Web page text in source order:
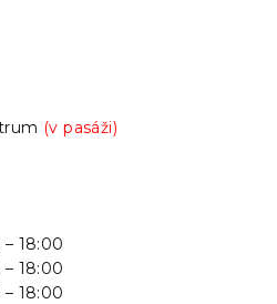
(v pasáži)
18:00
18:00
18:00